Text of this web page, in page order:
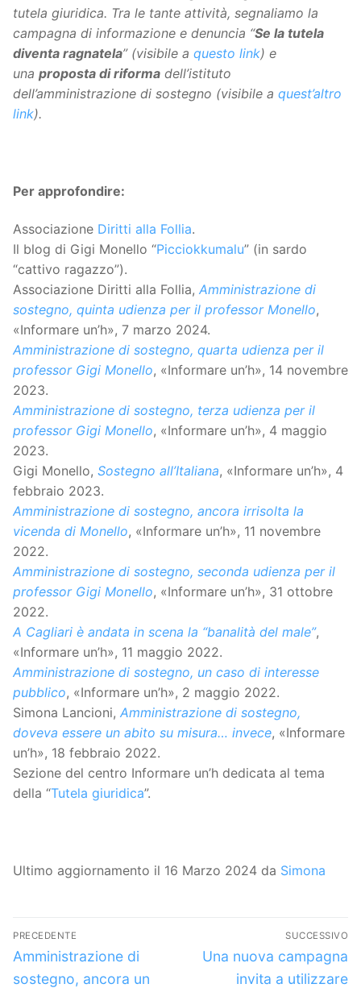
tutela giuridica. Tra le tante attività, segnaliamo la
campagna di informazione e denuncia “Se la tutela
diventa ragnatela” (visibile a questo link) e
una proposta di riforma dell’istituto
dell’amministrazione di sostegno (visibile a quest’altro
link).
Per approfondire:
Associazione Diritti alla Follia.
Il blog di Gigi Monello “Picciokkumalu” (in sardo
“cattivo ragazzo”).
Associazione Diritti alla Follia, Amministrazione di
sostegno, quinta udienza per il professor Monello,
«Informare un’h», 7 marzo 2024.
Amministrazione di sostegno, quarta udienza per il
professor Gigi Monello, «Informare un’h», 14 novembre
2023.
Amministrazione di sostegno, terza udienza per il
professor Gigi Monello, «Informare un’h», 4 maggio
2023.
Gigi Monello, Sostegno all’Italiana, «Informare un’h», 4
febbraio 2023.
Amministrazione di sostegno, ancora irrisolta la
vicenda di Monello, «Informare un’h», 11 novembre
2022.
Amministrazione di sostegno, seconda udienza per il
professor Gigi Monello, «Informare un’h», 31 ottobre
2022.
A Cagliari è andata in scena la “banalità del male”,
«Informare un’h», 11 maggio 2022.
Amministrazione di sostegno, un caso di interesse
pubblico, «Informare un’h», 2 maggio 2022.
Simona Lancioni, Amministrazione di sostegno,
doveva essere un abito su misura… invece, «Informare
un’h», 18 febbraio 2022.
Sezione del centro Informare un’h dedicata al tema
della “Tutela giuridica”.
Ultimo aggiornamento il 16 Marzo 2024 da Simona
Navigazione
articoli
PRECEDENTE
Articolo
precedente:
Amministrazione di
sostegno, ancora un
SUCCESSIVO
Articolo
successivo:
Una nuova campagna
invita a utilizzare